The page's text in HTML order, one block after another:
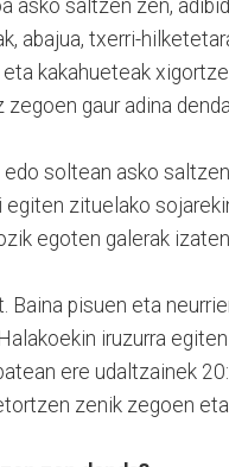
asko saltzen zen,
abajua, txerri-
kakahueteak
gaur adina
soltean asko
egiten zituelako
egoten galerak
Baina pisuen eta
iruzurra
ere udaltzainek
zenik zegoen